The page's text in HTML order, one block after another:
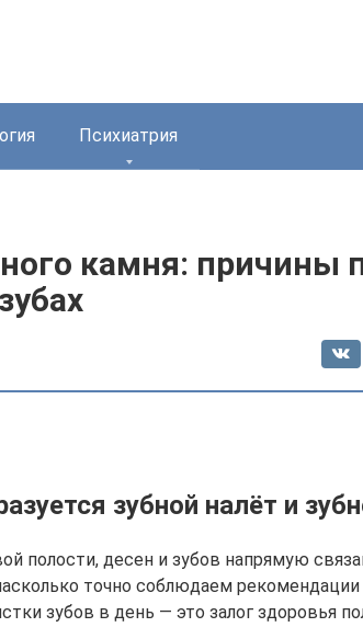
Психиатрия
камня: причины
зубной налёт и
полости, десен и зубов напрямую
точно соблюдаем рекомендации
зубов в день — это залог здоровья